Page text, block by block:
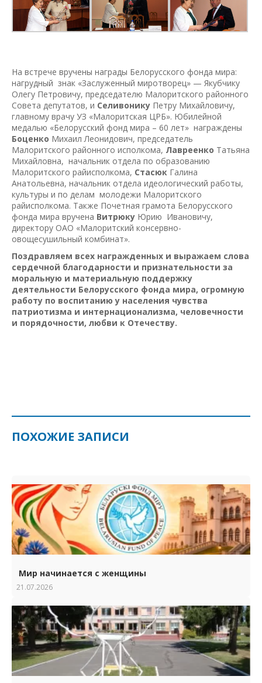
На встрече вручены награды Белорусского фонда мира:
нагрудный знак «Заслуженный миротворец» — Якубчику
Олегу Петровичу, председателю Малоритского районного
Совета депутатов, и Селивонику Петру Михайловичу,
главному врачу УЗ «Малоритская ЦРБ». Юбилейной
медалью «Белорусский фонд мира – 60 лет» награждены
Боценко Михаил Леонидович, председатель
Малоритского районного исполкома, Лавреенко Татьяна
Михайловна, начальник отдела по образованию
Малоритского райисполкома, Стасюк Галина
Анатольевна, начальник отдела идеологический работы,
культуры и по делам молодежи Малоритского
райисполкома. Также Почетная грамота Белорусского
фонда мира вручена Витрюку Юрию Ивановичу,
директору ОАО «Малоритский консервно-
овощесушильный комбинат».
Поздравляем всех награжденных и выражаем слова
сердечной благодарности и признательности за
моральную и материальную поддержку
деятельности Белорусского фонда мира, огромную
работу по воспитанию у населения чувства
патриотизма и интернационализма, человечности
и порядочности, любви к Отечеству.
ПОХОЖИЕ ЗАПИСИ
Мир начинается с женщины
21.07.2026